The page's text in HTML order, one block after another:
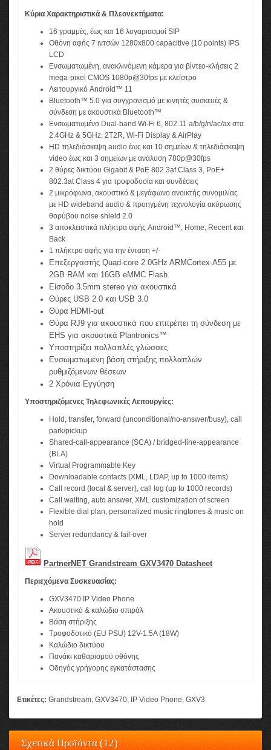
Κύρια Χαρακτηριστικά & Πλεονεκτήματα:
16 γραμμές, έως και 16 λογαριασμοί SIP
Οθόνη αφής 7 ιντσών 1280x800 capacitive (10 points) IPS
LCD
Ενσωματωμένη, ανακλινόμενη κάμερα για βίντεο-κλήσεις 2
mega-pixel CMOS 1080p@30fps με κλείστρο
Λειτουργικό Android™ 11
Bluetooth™ 5.0 για συγχρονισμό με κινητές συσκευές &
σύνδεση με ακουστικά Bluetooth™
Ενσωματωμένο Dual-band Wi-Fi 6, 802.11 a/b/g/n/ac/ax στα
2.4GHz & 5GHz, 2T2R, Wi-Fi Display & AirPlay
HD τηλεδιάσκεψη audio έως και 10 σημείων & τηλεδιάσκεψη
video έως και 3 σημείων με ανάλυση 780p@30fps
2 θύρες δικτύου Gigabit & PoE 802.3af Class 3, PoE+
802.3at Class 4 για τροφοδοσία και συνδέσεις
2 μικρόφωνα, ακουστικό & μεγάφωνο ανοικτής συνομιλίας
με HD wideband audio & προηγμένη τεχνολογία ακύρωσης
θορύβου noise shield 2.0
3 αποκλειστικά πλήκτρα αφής Android™, Home, Recent και
Back
1 πλήκτρο αφής για την ένταση +/-
Επεξεργαστής Quad-core 2.0GHz ARMCortex-A55 με
2GB RAM και 16GB eMMC Flash
Είσοδο 3.5mm stereo για ακουστικά
Θύρες USB 2.0 και USB 3.0
Θύρα HDMI-out
Θύρα RJ9 για ακουστικά που επιτρέπει τη σύνδεση με
EHS για ακουστικά Plantronics™
Υποστηρίζει πολλαπλές γλώσσες
Ενσωματωμένη βάση στήριξης πολλαπλών
ρυθμιζόμενων θέσεων
2 Χρόνια Εγγύηση
Υποστηριζόμενες Τηλεφωνικές Λειτουργίες:
Hold, transfer, forward (unconditional/no-answer/busy), call
park/pickup
Shared-call-appearance (SCA) / bridged-line-appearance
(BLA)
Virtual Programmable Key
Downloadable contacts (XML, LDAP, up to 1000 items)
Call record (local & server), call log (up to 1000 records)
Call waiting, auto answer, XML customization of screen
Flexible dial plan, personalized music ringtones & music on
hold
Server redundancy & fail-over
PartnerNET Grandstream GXV3470 Datasheet
Περιεχόμενα Συσκευασίας:
GXV3470 IP Video Phone
Ακουστικό & καλώδιο σπιράλ
Βάση στήριξης
Τροφοδοτικό (EU PSU) 12V-1.5A (18W)
Καλώδιο δικτύου
Πανάκι καθαρισμού οθόνης
Οδηγός γρήγορης εγκατάστασης
Ετικέτες: Grandstream, GXV3470, IP Video Phone, GXV3
Σχετικά Προϊόντα (12)